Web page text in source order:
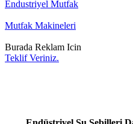
Endustriyel Mutfak
Mutfak Makineleri
Burada Reklam Icin
Teklif Veriniz.